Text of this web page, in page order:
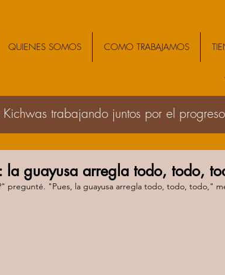
QUIENES SOMOS COMO TRABAJAMOS
Kichwas trabajando juntos por el
la guayusa arregla todo, todo,
pregunté. "Pues, la guayusa arregla todo, todo, todo,"